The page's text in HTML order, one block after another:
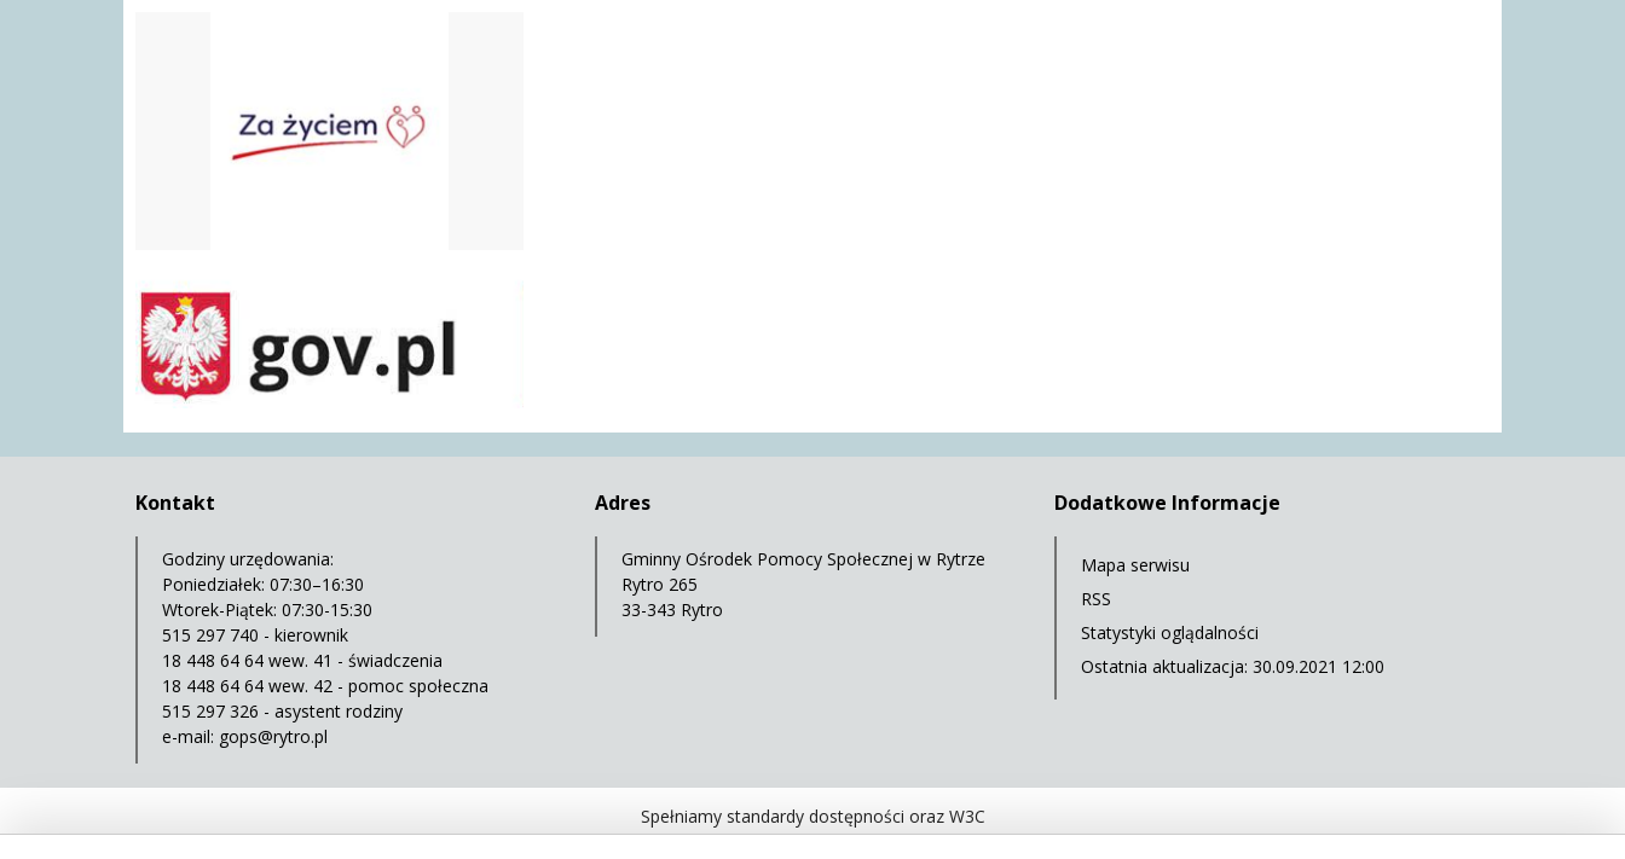
Kontakt
Godziny urzędowania:
Poniedziałek: 07:30–16:30
Wtorek-Piątek: 07:30-15:30
515 297 740 - kierownik
18 448 64 64 wew. 41 - świadczenia
18 448 64 64 wew. 42 - pomoc społeczna
515 297 326 - asystent rodziny
e-mail: gops@rytro.pl
Adres
Gminny Ośrodek Pomocy Społecznej w Rytrze
Rytro 265
33-343 Rytro
Dodatkowe Informacje
Mapa serwisu
RSS
Statystyki oglądalności
Ostatnia aktualizacja: 30.09.2021 12:00
Spełniamy standardy dostępności oraz W3C